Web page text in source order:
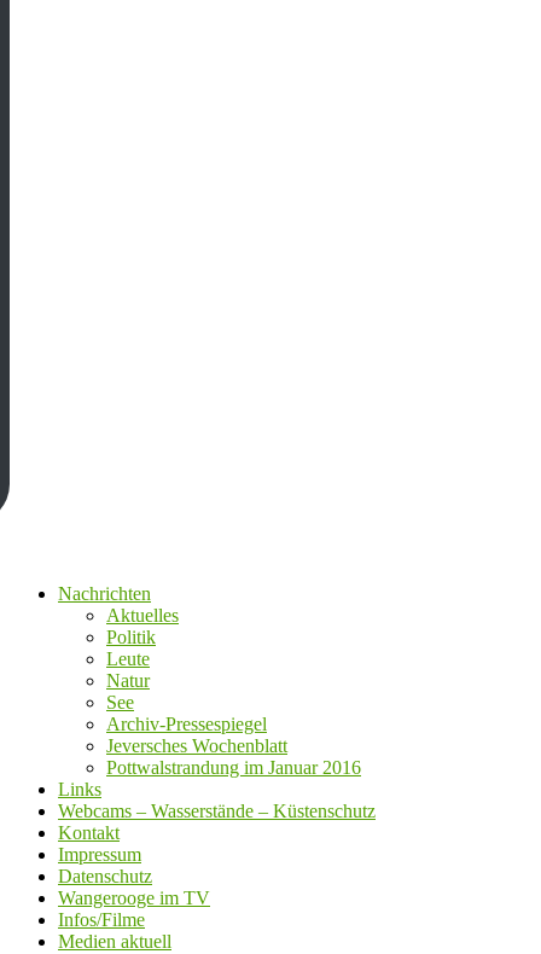
Nachrichten
Aktuelles
Politik
Leute
Natur
See
Archiv-Pressespiegel
Jeversches Wochenblatt
Pottwalstrandung im Januar 2016
Links
Webcams – Wasserstände – Küstenschutz
Kontakt
Impressum
Datenschutz
Wangerooge im TV
Infos/Filme
Medien aktuell